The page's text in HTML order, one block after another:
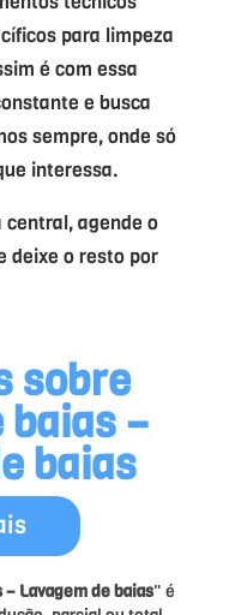
para limpeza
é com essa
e busca
sempre, onde só
interessa.
agende o
deixe o resto por
sobre
baias –
baias
Lavagem de baias" é